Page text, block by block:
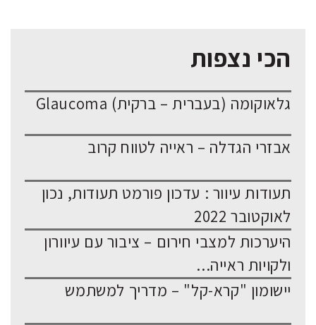
הכי נצפות
גלאוקומה (בעברית – ברקית) Glaucoma
אבזרי הגדלה – ראייה לטווח קרוב
תעודות עיוור : עדכון פורמט תעודות, נכון
לאוקטובר 2022
היערכות למצבי חירום – ציבור עם עיוורון
ולקויות ראייה...
יישומון "קרא-קל" – מדריך למשתמש